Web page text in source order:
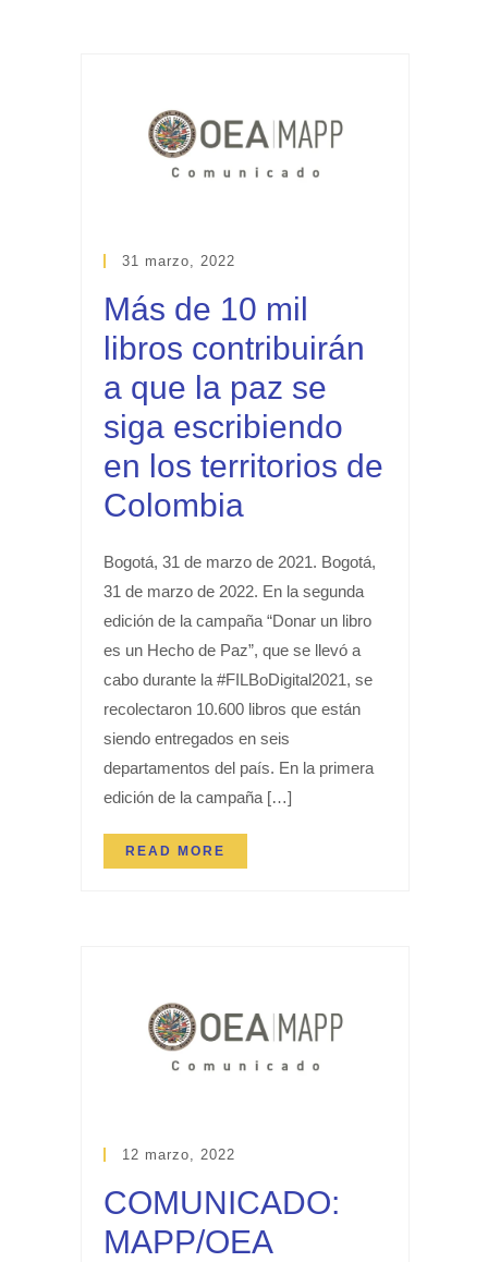
31 marzo, 2022
Más de 10 mil
libros contribuirán
a que la paz se
siga escribiendo
en los territorios de
Colombia
Bogotá, 31 de marzo de 2021. Bogotá,
31 de marzo de 2022. En la segunda
edición de la campaña “Donar un libro
es un Hecho de Paz”, que se llevó a
cabo durante la #FILBoDigital2021, se
recolectaron 10.600 libros que están
siendo entregados en seis
departamentos del país. En la primera
edición de la campaña […]
READ MORE
12 marzo, 2022
COMUNICADO:
MAPP/OEA